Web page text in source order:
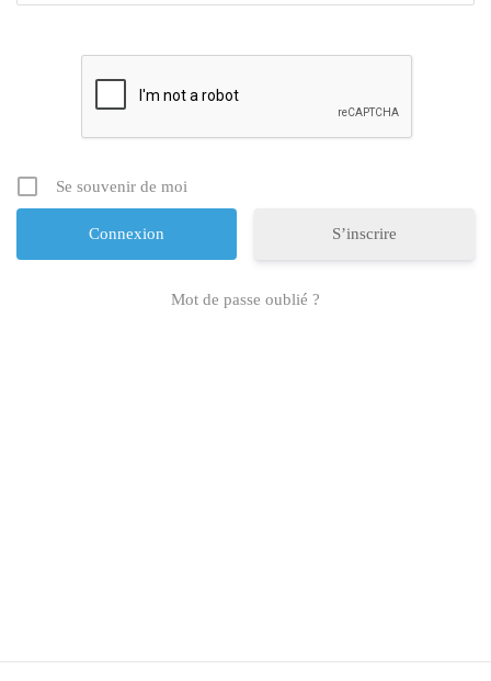
Se souvenir de moi
S’inscrire
Mot de passe oublié ?